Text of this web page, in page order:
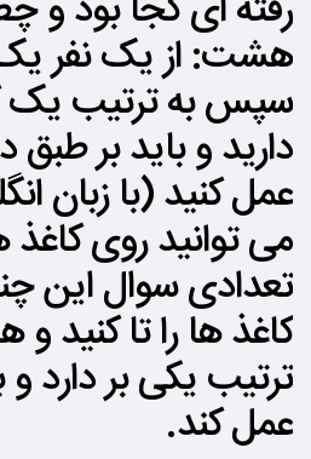
هشت: از یک نفر
سپس به ترتیب یک
دارید و باید بر طبق
عمل کنید (با زبان
می توانید روی
تعدادی سوال این
کاغذ ها را تا کنید
ترتیب یکی بر دارد
عمل کند.